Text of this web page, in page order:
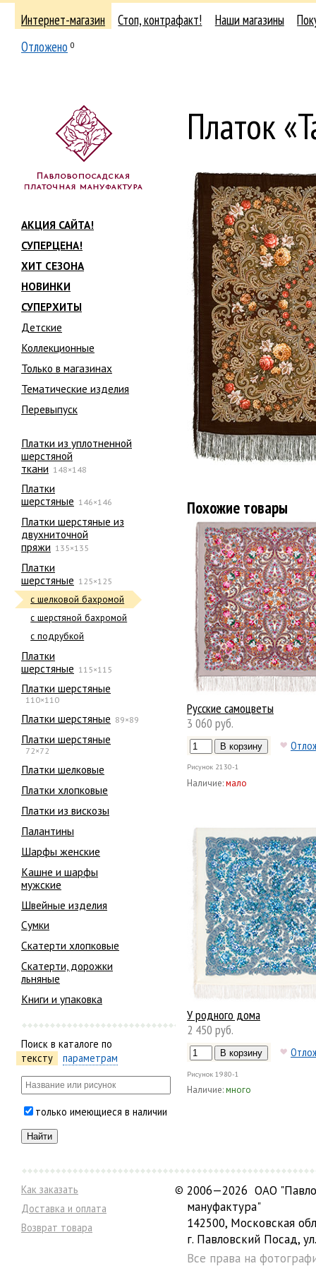
Интернет-магазин Стоп, контрафакт! Наши магазины
Отложено 0
АКЦИЯ САЙТА!
СУПЕРЦЕНА!
ХИТ СЕЗОНА
НОВИНКИ
СУПЕРХИТЫ
Детские
Коллекционные
Только в магазинах
Тематические изделия
Перевыпуск
Платки из уплотненной
шерстяной
ткани 148×148
Платки
шерстяные 146×146
Платки шерстяные из
двухниточной
пряжи 135×135
Платки
шерстяные 125×125
с шелковой бахромой
с шерстяной бахромой
с подрубкой
Платки
шерстяные 115×115
Платки шерстяные
110×110
Платки шерстяные 89×89
Платки шерстяные
72×72
Платки шелковые
Платки хлопковые
Платки из вискозы
Палантины
Шарфы женские
Кашне и шарфы
мужские
Швейные изделия
Сумки
Скатерти хлопковые
Скатерти, дорожки
льняные
Книги и упаковка
Поиск в каталоге по
тексту
параметрам
только имеющиеся в наличии
Платок
Похожие товары
Русские самоцветы
3 060 руб.
Рисунок 2130-1
Наличие:мало
У родного дома
2 450 руб.
Рисунок 1980-1
Наличие:много
Как заказать
Доставка и оплата
Возврат товара
© 2006—2026 ОАО
мануфактура"
142500, Московская
г. Павловский Посад,
Все права на